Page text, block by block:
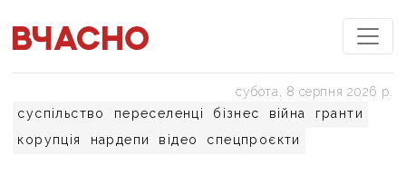
суспільство переселенці бізнес війна
гранти
корупція
нардепи відео спецпроєкти
субота, 8 серпня 2026 р.